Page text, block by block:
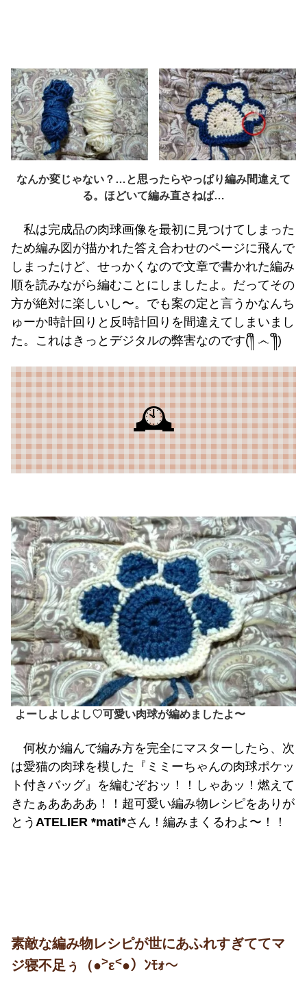
なんか変じゃない？…と思ったらやっぱり編み間違えて
る。ほどいて編み直さねば…
私は完成品の肉球画像を最初に見つけてしまった
ため編み図が描かれた答え合わせのページに飛んで
しまったけど、せっかくなので文章で書かれた編み
順を読みながら編むことにしましたよ。だってその
方が絶対に楽しいし〜。でも案の定と言うかなんち
ゅーか時計回りと反時計回りを間違えてしまいまし
た。これはきっとデジタルの弊害なのです(⁠༎ຶ⁠ ⁠෴⁠ ⁠༎ຶ⁠)
🕰️
よーしよしよし♡可愛い肉球が編めましたよ〜
何枚か編んで編み方を完全にマスターしたら、次
は愛猫の肉球を模した『ミミーちゃんの肉球ポケッ
ト付きバッグ』を編むぞおッ！！しゃあッ！燃えて
きたぁああああ！！超可愛い編み物レシピをありが
とう ATELIER *mati*さん！編みまくるわよ〜！！
素敵な編み物レシピが世にあふれすぎててマ
ジ寝不足ぅ（●>ε<●）ﾝﾓｫ〜